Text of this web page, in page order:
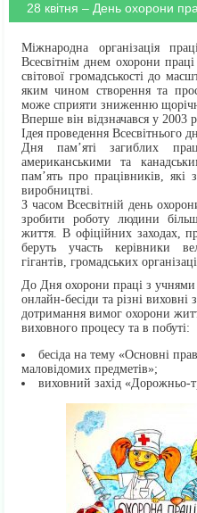
28 квітня – День охорони
Міжнародна організація
Всесвітнім днем охорони
світової громадськості до
яким чином створення та
може сприяти зниженню
Вперше він відзначався у 2003
Ідея проведення Всесвітнього
Дня пам’яті загиблих
американськими та
пам’ять про працівників,
виробництві.
З часом Всесвітній день
зробити роботу людини
життя. В офіційних заходах,
беруть участь керівники
гігантів, громадських
До Дня охорони праці з
онлайн-бесіди та різні виховні
дотримання вимог охорони
виховного процесу та в побуті:
бесіда на тему «Основні
маловідомих предметів»;
виховний захід «Дорожньо-